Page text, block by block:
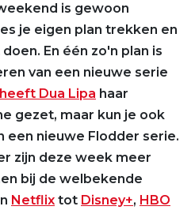
is gewoon
je eigen plan trekken en
En één zo'n plan is
van een nieuwe serie
heeft Dua Lipa haar
gezet, maar kun je ook
een nieuwe Flodder serie.
zijn deze week meer
bij de welbekende
Netflix tot Disney+, HBO